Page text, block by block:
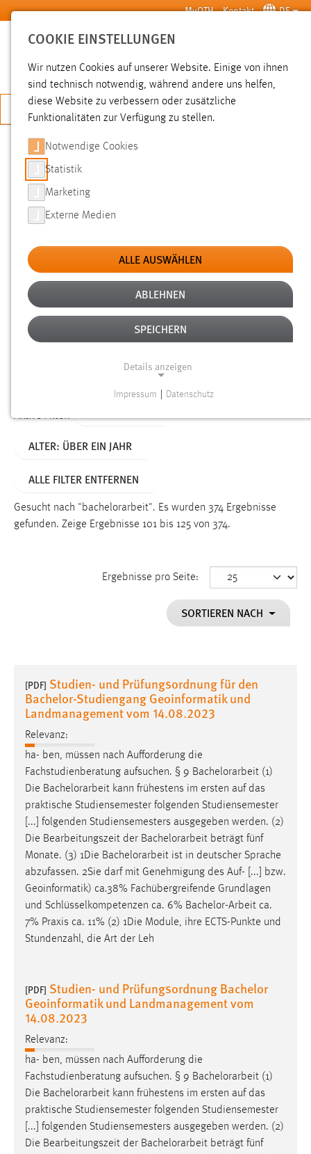
Zum Hauptinhalt springen MyOTH Kontakt DE
SUCHE
JETZT BEWERBEN
SUCHE
FILTER
Typ
Erstellungsdatum
Alter
Aktive Filter:
ALTER: ÜBER EIN JAHR
ALLE FILTER ENTFERNEN
Gesucht nach "bachelorarbeit". Es wurden 374 Ergebnisse
gefunden. Zeige Ergebnisse 101 bis 125 von 374.
Ergebnisse pro Seite:
SORTIEREN NACH
[PDF] Studien- und Prüfungsordnung für den
Bachelor-Studiengang Geoinformatik und
Landmanagement vom 14.08.2023
Relevanz:
ha- ben, müssen nach Aufforderung die
Fachstudienberatung aufsuchen. § 9 Bachelorarbeit (1)
Die Bachelorarbeit kann frühestens im ersten auf das
praktische Studiensemester folgenden Studiensemester
[...] folgenden Studiensemesters ausgegeben werden. (2)
Die Bearbeitungszeit der Bachelorarbeit beträgt fünf
Monate. (3) 1Die Bachelorarbeit ist in deutscher Sprache
abzufassen. 2Sie darf mit Genehmigung des Auf- [...] bzw.
Geoinformatik) ca.38% Fachübergreifende Grundlagen
und Schlüsselkompetenzen ca. 6% Bachelor-Arbeit ca.
7% Praxis ca. 11% (2) 1Die Module, ihre ECTS-Punkte und
Stundenzahl, die Art der Leh
[PDF] Studien- und Prüfungsordnung Bachelor
Geoinformatik und Landmanagement vom
14.08.2023
Relevanz:
ha- ben, müssen nach Aufforderung die
Fachstudienberatung aufsuchen. § 9 Bachelorarbeit (1)
Die Bachelorarbeit kann frühestens im ersten auf das
praktische Studiensemester folgenden Studiensemester
[...] folgenden Studiensemesters ausgegeben werden. (2)
Die Bearbeitungszeit der Bachelorarbeit beträgt fünf
COOKIE EINSTELLUNGEN
Wir nutzen Cookies auf unserer Website. Einige von ihnen
sind technisch notwendig, während andere uns helfen,
diese Website zu verbessern oder zusätzliche
Funktionalitäten zur Verfügung zu stellen.
Notwendige Cookies
Statistik
Marketing
Externe Medien
ALLE AUSWÄHLEN
ABLEHNEN
SPEICHERN
Details anzeigen
Funktionen und sind für die einwandfreie Funktion der
Name:
Dieser Cookie speichert die ausgewählten Einverständnis-
Performance
Name:
staticfilecache
Für performante Seitenauslieferung wird in diesem Cookie
gespeichert, ob man eingeloggt ist.
Sprachpräferenz
Name:
site-language-preference
Zweck:
Das Cookie speichert die gewählte Sprache der Website.
Cookie Laufzeit:
30 Tage
Chat
Name:
MibewSessionID, MIBEW_UserID, mibew_locale, mibew-
chat-frame-style-5e9dbeb1811c0446
Zweck:
Wird benötigt um die Chatfunktion nutzen zu können.
Cookie Laufzeit:
MibewSessionID, mibew-chat-frame-style-
5e9dbeb1811c0446 = Sitzungslaufzeit, mibew_locale = 3
Jahre, MIBEW_UserID = 1 Jahr
Impressum Datenschutz